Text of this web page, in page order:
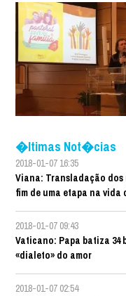
�ltimas Not�cias
2018-01-07 16:35
Viana: Transladação dos
fim de uma etapa na vida
2018-01-07 09:43
Vaticano: Papa batiza 34
«dialeto» do amor
2018-01-07 02:54